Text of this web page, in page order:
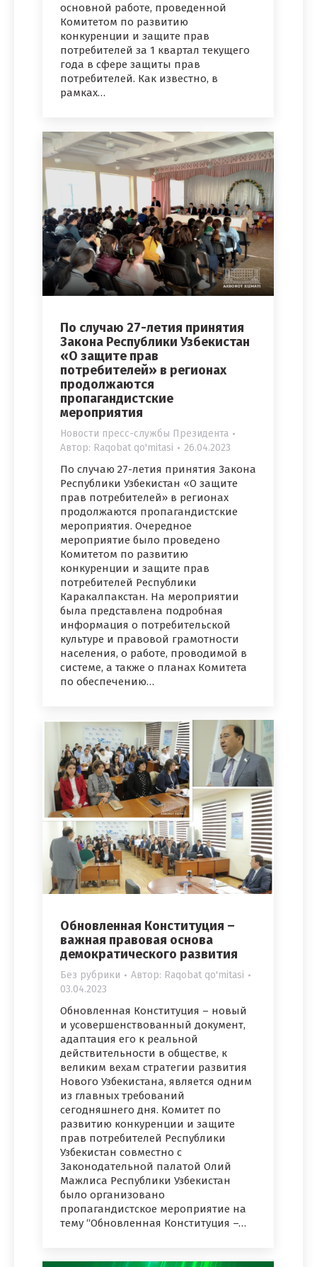
основной работе, проведенной
Комитетом по развитию
конкуренции и защите прав
потребителей за 1 квартал текущего
года в сфере защиты прав
потребителей. Как известно, в
рамках…
По случаю 27-летия принятия
Закона Республики Узбекистан
«О защите прав
потребителей» в регионах
продолжаются
пропагандистские
мероприятия
Новости пресс-службы Президента
Автор: Raqobat qo'mitasi 26.04.2023
По случаю 27-летия принятия Закона
Республики Узбекистан «О защите
прав потребителей» в регионах
продолжаются пропагандистские
мероприятия. Очередное
мероприятие было проведено
Комитетом по развитию
конкуренции и защите прав
потребителей Республики
Каракалпакстан. На мероприятии
была представлена подробная
информация о потребительской
культуре и правовой грамотности
населения, о работе, проводимой в
системе, а также о планах Комитета
по обеспечению…
Обновленная Конституция –
важная правовая основа
демократического развития
Без рубрики Автор: Raqobat qo'mitasi
03.04.2023
Обновленная Конституция – новый
и усовершенствованный документ,
адаптация его к реальной
действительности в обществе, к
великим вехам стратегии развития
Нового Узбекистана, является одним
из главных требований
сегодняшнего дня. Комитет по
развитию конкуренции и защите
прав потребителей Республики
Узбекистан совместно с
Законодательной палатой Олий
Мажлиса Республики Узбекистан
было организовано
пропагандистское мероприятие на
тему “Обновленная Конституция –…